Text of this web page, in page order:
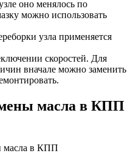
оно менялось по
можно использовать
узла применяется
скоростей. Для
вначале можно заменить
масла в КПП